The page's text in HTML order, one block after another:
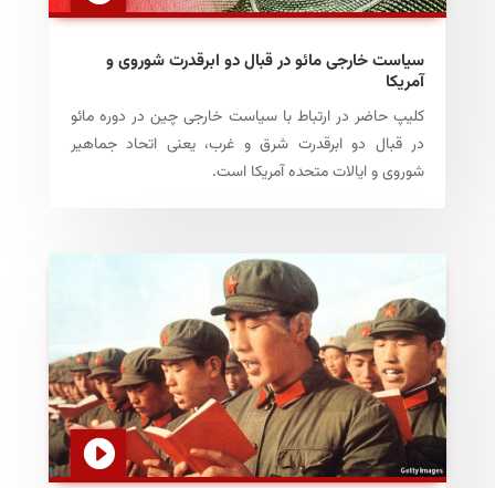
سیاست خارجی مائو در قبال دو ابرقدرت شوروی و
آمریکا
کلیپ حاضر در ارتباط با سیاست خارجی چین در دوره مائو
در قبال دو ابرقدرت شرق و غرب، یعنی اتحاد جماهیر
شوروی و ایالات متحده آمریکا است.